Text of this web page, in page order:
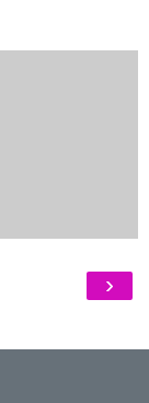
›